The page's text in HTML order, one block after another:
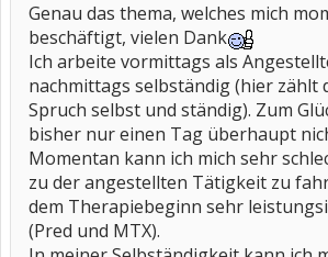
Genau das thema, welches mich
beschäftigt, vielen Dank
Ich arbeite vormittags als
nachmittags selbständig (hier zählt
Spruch selbst und ständig). Zum
bisher nur einen Tag überhaupt
Momentan kann ich mich sehr
zu der angestellten Tätigkeit zu
dem Therapiebeginn sehr
(Pred und MTX).